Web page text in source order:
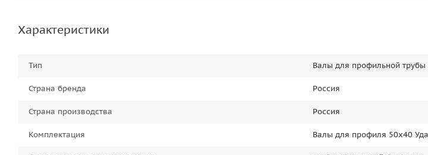
Характеристики
Тип Валы для профильной трубы
Страна бренда Россия
Страна производства Россия
Комплектация Валы для профиля 50х40